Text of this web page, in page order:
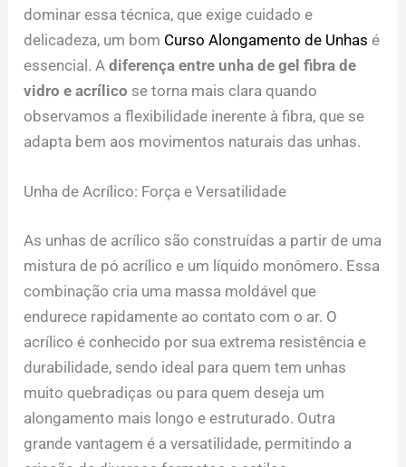
dominar essa técnica, que exige cuidado e
delicadeza, um bom Curso Alongamento de Unhas é
essencial. Adiferença entre unha de gel fibra de
vidro e acrílico se torna mais clara quando
observamos a flexibilidade inerente à fibra, que se
adapta bem aos movimentos naturais das unhas.
Unha de Acrílico: Força e Versatilidade
As unhas de acrílico são construídas a partir de uma
mistura de pó acrílico e um líquido monômero. Essa
combinação cria uma massa moldável que
endurece rapidamente ao contato com o ar. O
acrílico é conhecido por sua extrema resistência e
durabilidade, sendo ideal para quem tem unhas
muito quebradiças ou para quem deseja um
alongamento mais longo e estruturado. Outra
grande vantagem é a versatilidade, permitindo a